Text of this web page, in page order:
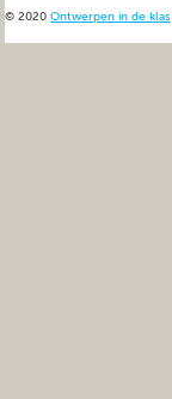
© 2020Ontwerpen in de klas